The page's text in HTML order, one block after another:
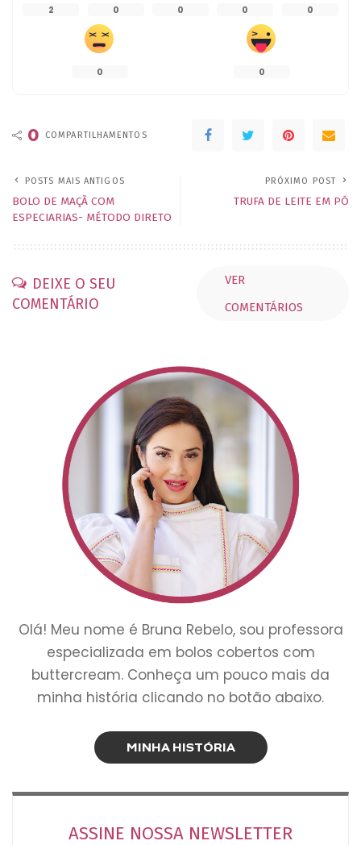
2 0 0 0 0
0 0
0 COMPARTILHAMENTOS
POSTS MAIS ANTIGOS
BOLO DE MAÇÃ COM
ESPECIARIAS- MÉTODO DIRETO
PRÓXIMO POST
TRUFA DE LEITE EM PÓ
DEIXE O SEU
COMENTÁRIO
VER
COMENTÁRIOS
Olá! Meu nome é Bruna Rebelo, sou professora
especializada em bolos cobertos com
buttercream. Conheça um pouco mais da
minha história clicando no botão abaixo.
MINHA HISTÓRIA
ASSINE NOSSA NEWSLETTER